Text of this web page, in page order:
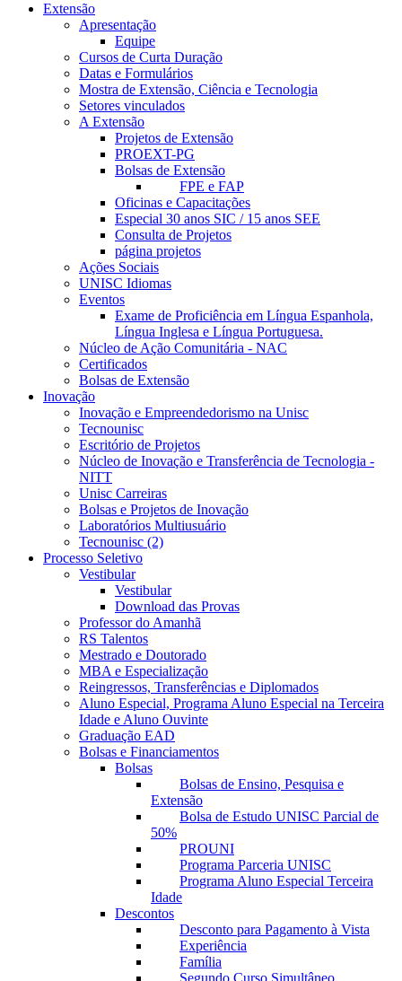
Extensão
Apresentação
Equipe
Cursos de Curta Duração
Datas e Formulários
Mostra de Extensão, Ciência e Tecnologia
Setores vinculados
A Extensão
Projetos de Extensão
PROEXT-PG
Bolsas de Extensão
FPE e FAP
Oficinas e Capacitações
Especial 30 anos SIC / 15 anos SEE
Consulta de Projetos
página projetos
Ações Sociais
UNISC Idiomas
Eventos
Exame de Proficiência em Língua Espanhola,
Língua Inglesa e Língua Portuguesa.
Núcleo de Ação Comunitária - NAC
Certificados
Bolsas de Extensão
Inovação
Inovação e Empreendedorismo na Unisc
Tecnounisc
Escritório de Projetos
Núcleo de Inovação e Transferência de Tecnologia -
NITT
Unisc Carreiras
Bolsas e Projetos de Inovação
Laboratórios Multiusuário
Tecnounisc (2)
Processo Seletivo
Vestibular
Vestibular
Download das Provas
Professor do Amanhã
RS Talentos
Mestrado e Doutorado
MBA e Especialização
Reingressos, Transferências e Diplomados
Aluno Especial, Programa Aluno Especial na Terceira
Idade e Aluno Ouvinte
Graduação EAD
Bolsas e Financiamentos
Bolsas
Bolsas de Ensino, Pesquisa e
Extensão
Bolsa de Estudo UNISC Parcial de
50%
PROUNI
Programa Parceria UNISC
Programa Aluno Especial Terceira
Idade
Descontos
Desconto para Pagamento à Vista
Experiência
Família